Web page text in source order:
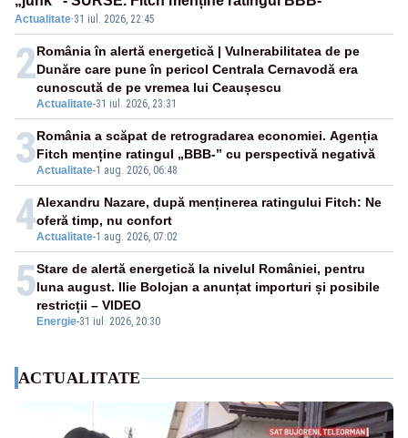
Actualitate·31 iul. 2026, 22:45
2
Actualitate-31 iul. 2026, 23:31
România în alertă energetică | Vulnerabilitatea de pe
Dunăre care pune în pericol Centrala Cernavodă era
cunoscută de pe vremea lui Ceaușescu
3Actualitate-1 aug. 2026, 06:48
România a scăpat de retrogradarea economiei. Agenția
Fitch menține ratingul „BBB-” cu perspectivă negativă
4Actualitate-1 aug. 2026, 07:02
Alexandru Nazare, după menținerea ratingului Fitch: Ne
oferă timp, nu confort
5
Energie-31 iul. 2026, 20:30
Stare de alertă energetică la nivelul României, pentru
luna august. Ilie Bolojan a anunțat importuri și posibile
restricții – VIDEO
ACTUALITATE